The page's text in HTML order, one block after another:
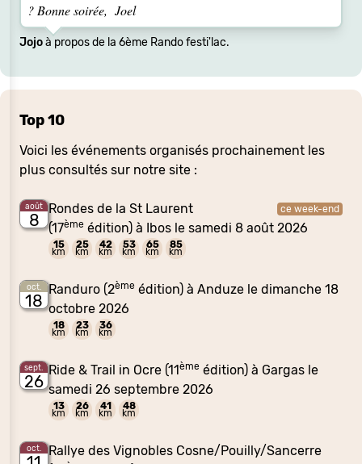
? Bonne soirée, Joel
Jojoà propos de la 6ème Rando festi'lac.
Top 10
Voici les événements organisés prochainement les
plus consultés sur notre site :
août
8
ce week-end
Rondes de la St Laurent
(17ème édition) à Ibos le samedi 8 août 2026
15
km
25
km
42
km
53
km
65
km
85
km
oct.
18
Randuro (2ème édition) à Anduze le dimanche 18
octobre 2026
18
km
23
km
36
km
sept.
26
Ride & Trail in Ocre (11ème édition) à Gargas le
samedi 26 septembre 2026
13
km
26
km
41
km
48
km
oct.
Rallye des Vignobles Cosne/Pouilly/Sancerre